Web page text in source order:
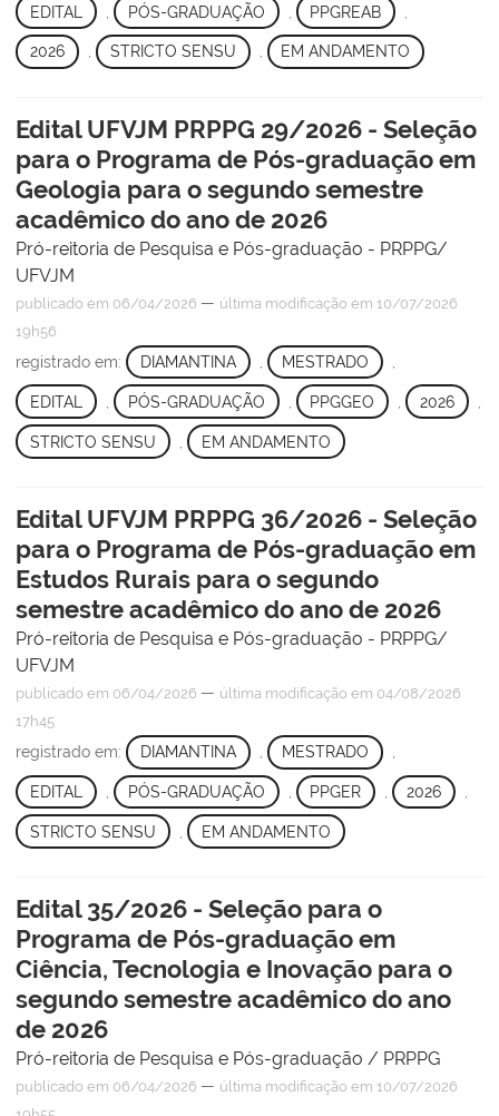
EDITAL PÓS-GRADUAÇÃO PPGREAB
2026 , STRICTO SENSU , EM ANDAMENTO
Edital UFVJM PRPPG 29/2026 - Seleção
para o Programa de Pós-graduação em
Geologia para o segundo semestre
acadêmico do ano de 2026
Pró-reitoria de Pesquisa e Pós-graduação - PRPPG/
UFVJM
publicado em 06/04/2026 — última modificação em 10/07/2026
19h56
registrado em: DIAMANTINA MESTRADO
EDITAL PÓS-GRADUAÇÃO PPGGEO , 2026
STRICTO SENSU EM ANDAMENTO
Edital UFVJM PRPPG 36/2026 - Seleção
para o Programa de Pós-graduação em
Estudos Rurais para o segundo
semestre acadêmico do ano de 2026
Pró-reitoria de Pesquisa e Pós-graduação - PRPPG/
UFVJM
publicado em 06/04/2026 — última modificação em 04/08/2026
17h45
registrado em: DIAMANTINA , MESTRADO ,
EDITAL PÓS-GRADUAÇÃO PPGER , 2026
STRICTO SENSU EM ANDAMENTO
Edital 35/2026 - Seleção para o
Programa de Pós-graduação em
Ciência, Tecnologia e Inovação para o
segundo semestre acadêmico do ano
de 2026
Pró-reitoria de Pesquisa e Pós-graduação / PRPPG
publicado em 06/04/2026 — última modificação em 10/07/2026